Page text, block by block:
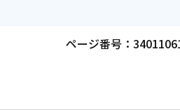
ページ番号：